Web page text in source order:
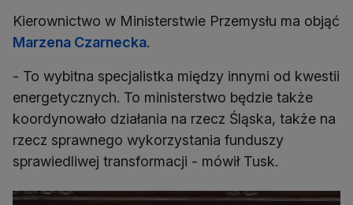
Kierownictwo w Ministerstwie Przemysłu ma objąć
Marzena Czarnecka.
- To wybitna specjalistka między innymi od kwestii
energetycznych. To ministerstwo będzie także
koordynowało działania na rzecz Śląska, także na
rzecz sprawnego wykorzystania funduszy
sprawiedliwej transformacji - mówił Tusk.